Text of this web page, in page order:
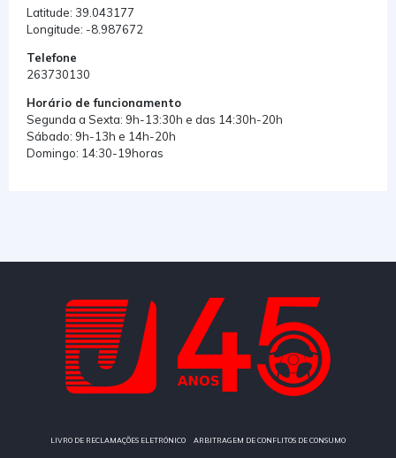
Latitude: 39.043177
Longitude: -8.987672
Telefone
263730130
Horário de funcionamento
Segunda a Sexta: 9h-13:30h e das 14:30h-20h
Sábado: 9h-13h e 14h-20h
Domingo: 14:30-19horas
LIVRO DE RECLAMAÇÕES ELETRÓNICO ARBITRAGEM DE CONFLITOS DE CONSUMO